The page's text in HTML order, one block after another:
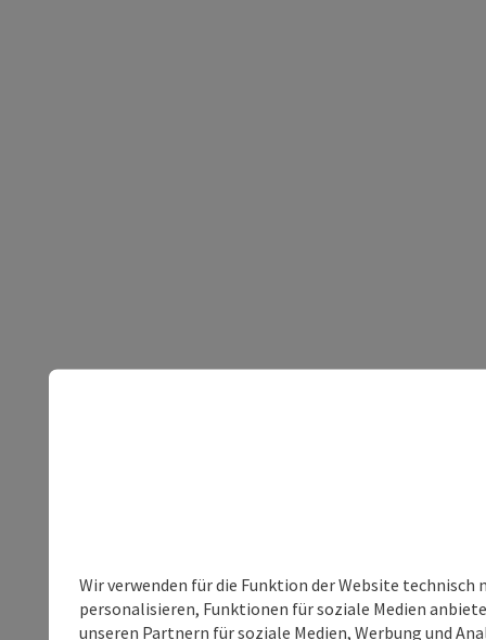
Wir verwenden für die Funktion der Website
personalisieren, Funktionen für soziale Medien
unseren Partnern für soziale Medien, Werbung und